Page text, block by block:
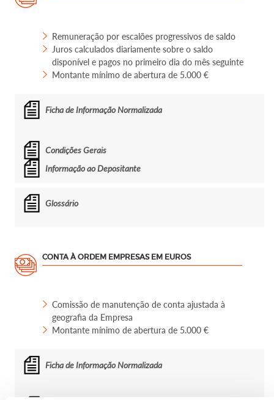
Remuneração por escalões progressivos de saldo
Juros calculados diariamente sobre o saldo
disponível e pagos no primeiro dia do mês seguinte
Montante mínimo de abertura de 5.000 €
Ficha de Informação Normalizada
Condições Gerais
Informação ao Depositante
Glossário
CONTA À ORDEM EMPRESAS EM EUROS
Comissão de manutenção de conta ajustada à
geografia da Empresa
Montante mínimo de abertura de 5.000 €
Ficha de Informação Normalizada